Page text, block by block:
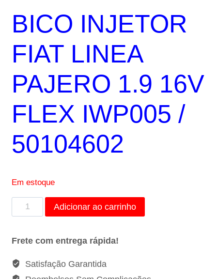
BICO INJETOR
FIAT LINEA
PAJERO 1.9 16V
FLEX IWP005 /
50104602
Em estoque
BICO
INJETOR
LINEA
PAJERO
1.9
Adicionar ao carrinho
Frete com entrega rápida!
Satisfação Garantida